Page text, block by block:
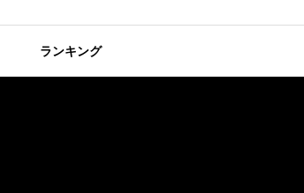
ランキング